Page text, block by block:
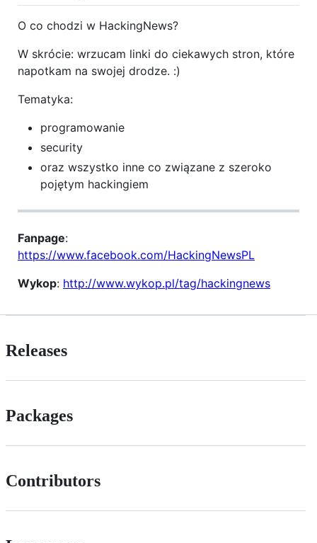
O co chodzi w HackingNews?
W skrócie: wrzucam linki do ciekawych stron, które
napotkam na swojej drodze. :)
Tematyka:
programowanie
security
oraz wszystko inne co związane z szeroko
pojętym hackingiem
Fanpage:
https://www.facebook.com/HackingNewsPL
Wykop: http://www.wykop.pl/tag/hackingnews
Releases
Packages
Contributors